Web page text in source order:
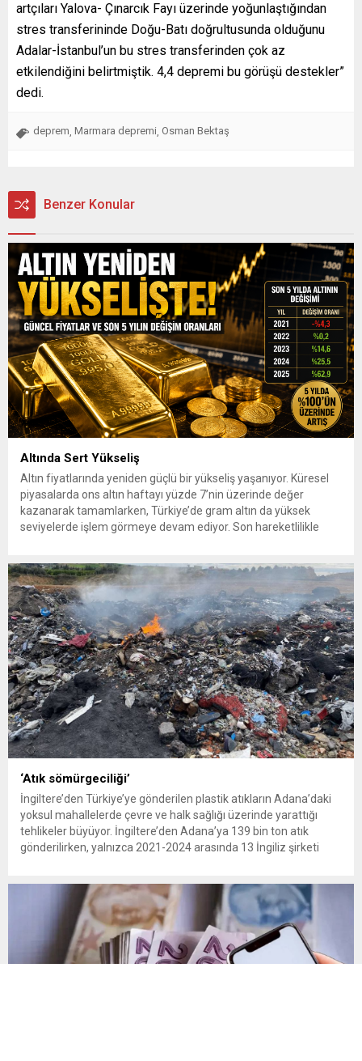
artçıları Yalova- Çınarcık Fayı üzerinde yoğunlaştığından
stres transferininde Doğu-Batı doğrultusunda olduğunu
Adalar-İstanbul’un bu stres transferinden çok az
etkilendiğini belirtmiştik. 4,4 depremi bu görüşü destekler”
dedi.
deprem, Marmara depremi, Osman Bektaş
Benzer Konular
Altında Sert Yükseliş
Altın fiyatlarında yeniden güçlü bir yükseliş yaşanıyor. Küresel
piyasalarda ons altın haftayı yüzde 7’nin üzerinde değer
kazanarak tamamlarken, Türkiye’de gram altın da yüksek
seviyelerde işlem görmeye devam ediyor. Son hareketlilikle
yükselerek 4 bin...
‘Atık sömürgeciliği’
İngiltere’den Türkiye’ye gönderilen plastik atıkların Adana’daki
yoksul mahallelerde çevre ve halk sağlığı üzerinde yarattığı
tehlikeler büyüyor. İngiltere’den Adana’ya 139 bin ton atık
gönderilirken, yalnızca 2021-2024 arasında 13 İngiliz şirketi
edilirken çiftçiler hava, su...